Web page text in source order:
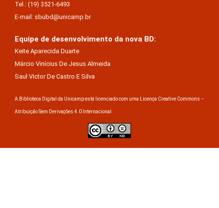
Tel.: (19) 3521-6493
E-mail: sbubd@unicamp.br
Equipe de desenvolvimento da nova BD:
Keite Aparecida Duarte
Márcio Vinícius De Jesus Almeida
Saul Victor De Castro E Silva
A Biblioteca Digital da Unicamp está licenciado com uma Licença Creative Commons –
Atribuição Sem Derivações 4.0 Internacional